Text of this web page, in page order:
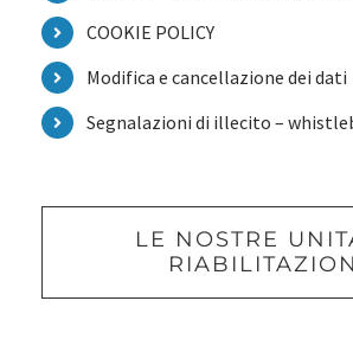
COOKIE POLICY
Modifica e cancellazione dei dati
Segnalazioni di illecito –
LE NOSTRE